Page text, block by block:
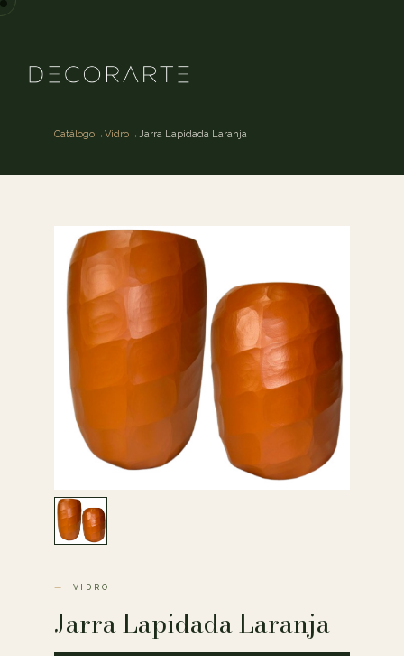
Catálogo→Vidro→Jarra Lapidada Laranja
VIDRO
Jarra Lapidada Laranja